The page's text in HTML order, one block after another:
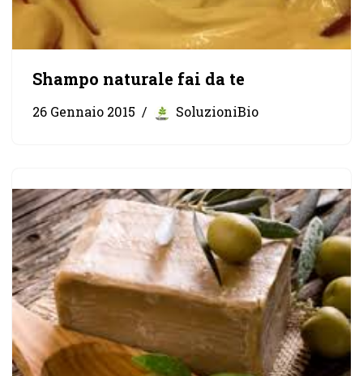
Shampo naturale fai da te
26 Gennaio 2015 SoluzioniBio